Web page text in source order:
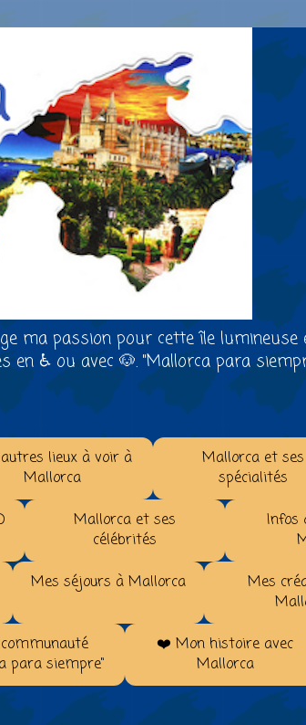
ma passion pour cette île lumineuse
♿ ou avec 🐶. "Mallorca para
lieux à voir à
Mallorca
Mallorca et ses
spécialités
Mallorca et ses
célébrités
Infos
Mes séjours à Mallorca
Mes
para siempre"
❤️ Mon histoire avec
Mallorca